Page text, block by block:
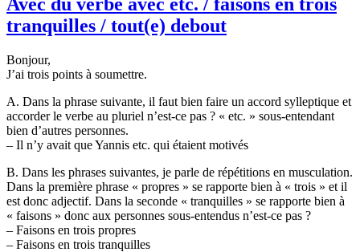
tranquilles / tout(e) debout
Bonjour,
J’ai trois points à soumettre.
A. Dans la phrase suivante, il faut bien faire un accord sylleptique et
accorder le verbe au pluriel n’est-ce pas ? « etc. » sous-entendant
bien d’autres personnes.
– Il n’y avait que Yannis etc. qui étaient motivés
B. Dans les phrases suivantes, je parle de répétitions en musculation.
Dans la première phrase « propres » se rapporte bien à « trois » et il
est donc adjectif. Dans la seconde « tranquilles » se rapporte bien à
« faisons » donc aux personnes sous-entendus n’est-ce pas ?
– Faisons en trois propres
– Faisons en trois tranquilles